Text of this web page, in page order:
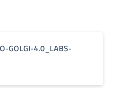
GOLGI-4.0_LABS-